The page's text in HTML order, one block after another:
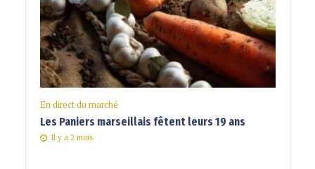
En direct du marché
Les Paniers marseillais fêtent leurs 19 ans
Il y a 2 mois